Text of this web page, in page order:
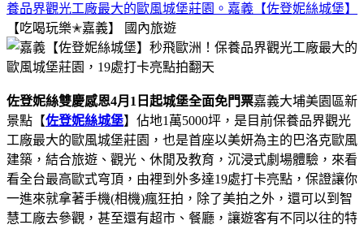
養品界觀光工廠最大的歐風城堡莊園。嘉義【佐登妮絲城堡】
【吃喝玩樂✭嘉義】
國內旅遊
佐登妮絲雙慶感恩4月1日起城堡全面免門票嘉義大埔美園區新
景點【佐登妮絲城堡】佔地1萬5000坪，是目前保養品界觀光
工廠最大的歐風城堡莊園，也是首座以美妍為主的巴洛克歐風
建築，結合旅遊、觀光、休閒及教育，沉浸式劇場體驗，來看
看全台最高歐式穹頂，由裡到外多達19處打卡亮點，保證讓你
一進來就拿著手機(相機)瘋狂拍，除了美拍之外，還可以到智
慧工廠去參觀，甚至還有超市、餐廳，讓遊客有不同以往的特